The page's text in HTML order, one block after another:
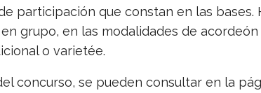
participación que constan en las
grupo, en las modalidades de
o varietée.
concurso, se pueden consultar en la